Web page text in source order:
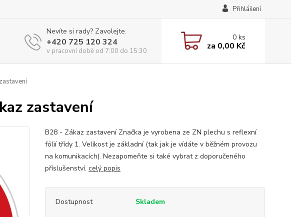
Přihlášení
Nevíte si rady? Zavolejte.
+420 725 120 324
v pracovní době od 7:00 do 15:30
0ks
za 0,00 Kč
zastavení
B28 - Zákaz zastavení Značka je vyrobena ze ZN plechu s reflexní
fólií třídy 1. Velikost je základní (tak jak je vídáte v běžném provozu
na komunikacích). Nezapomeňte si také vybrat z doporučeného
příslušenství. celý popis
Dostupnost Skladem